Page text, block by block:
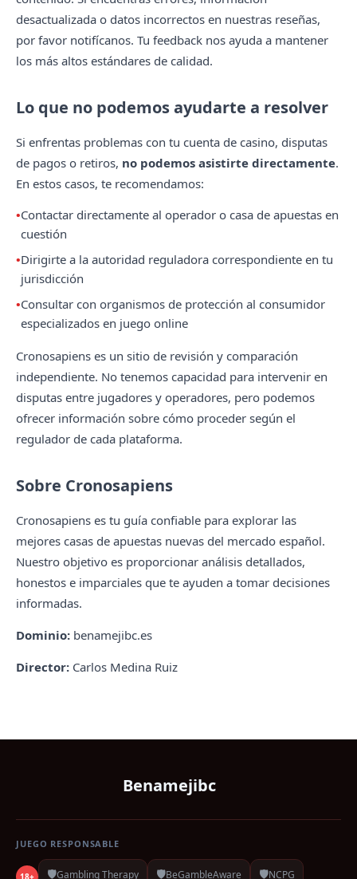
desactualizada o datos incorrectos en nuestras reseñas,
por favor notifícanos. Tu feedback nos ayuda a mantener
los más altos estándares de calidad.
Lo que no podemos ayudarte a resolver
Si enfrentas problemas con tu cuenta de casino, disputas
de pagos o retiros, no podemos asistirte directamente.
En estos casos, te recomendamos:
Contactar directamente al operador o casa de apuestas en
cuestión
Dirigirte a la autoridad reguladora correspondiente en tu
jurisdicción
Consultar con organismos de protección al consumidor
especializados en juego online
Cronosapiens es un sitio de revisión y comparación
independiente. No tenemos capacidad para intervenir en
disputas entre jugadores y operadores, pero podemos
ofrecer información sobre cómo proceder según el
regulador de cada plataforma.
Sobre Cronosapiens
Cronosapiens es tu guía confiable para explorar las
mejores casas de apuestas nuevas del mercado español.
Nuestro objetivo es proporcionar análisis detallados,
honestos e imparciales que te ayuden a tomar decisiones
informadas.
Dominio: benamejibc.es
Director: Carlos Medina Ruiz
Benamejibc
JUEGO RESPONSABLE
18+ 🛡️Gambling Therapy 🛡️BeGambleAware 🛡️NCPG